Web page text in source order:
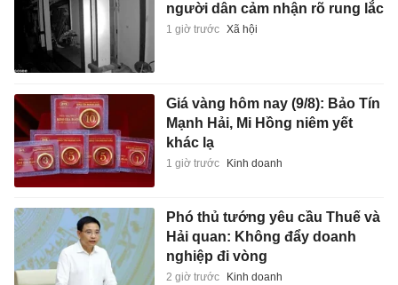
người dân cảm nhận rõ rung lắc
1 giờ trước Xã hội
Giá vàng hôm nay (9/8): Bảo Tín
Mạnh Hải, Mi Hồng niêm yết
khác lạ
1 giờ trước Kinh doanh
Phó thủ tướng yêu cầu Thuế và
Hải quan: Không đẩy doanh
nghiệp đi vòng
2 giờ trước Kinh doanh